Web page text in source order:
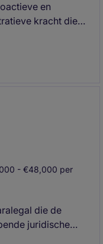
en
kracht die
en zorgt ervoor
op wieltjes
- €48,000 per
die de
juridische